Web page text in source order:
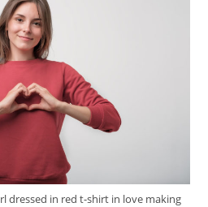
dressed in red t-shirt in love making